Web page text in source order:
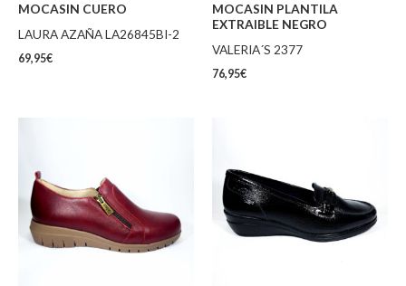
MOCASIN CUERO
LAURA AZAÑA LA26845BI-2
69,95€
MOCASIN PLANTILA
EXTRAIBLE NEGRO
VALERIA´S 2377
76,95€